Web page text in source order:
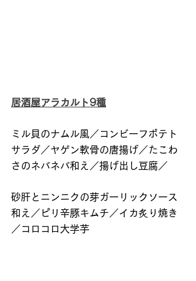
居酒屋アラカルト9種
ミル貝のナムル風／コンビーフポテト
サラダ／ヤゲン軟骨の唐揚げ／たこわ
さのネバネバ和え／揚げ出し豆腐／
砂肝とニンニクの芽ガーリックソース
和え／ピリ辛豚キムチ／イカ炙り焼き
／コロコロ大学芋